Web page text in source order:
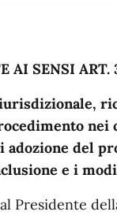
AI SENSI ART.
adozione del
e i
Presidente